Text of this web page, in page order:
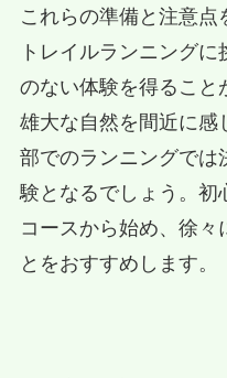
これらの準備と注意
トレイルランニング
のない体験を得ること
雄大な自然を間近に感
部でのランニングでは
験となるでしょう。初
コースから始め、徐々
とをおすすめします。